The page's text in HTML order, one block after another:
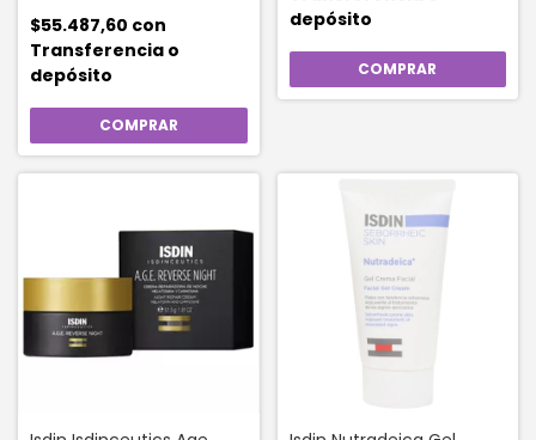
$55.487,60 con
Transferencia o
depósito
depósito